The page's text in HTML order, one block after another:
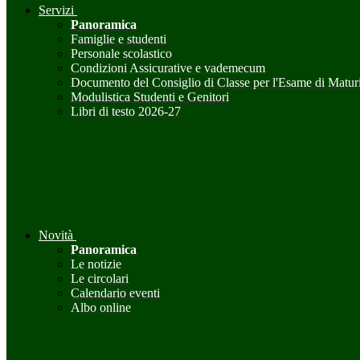
Servizi
Panoramica
Famiglie e studenti
Personale scolastico
Condizioni Assicurative e vademecum
Documento del Consiglio di Classe per l'Esame di
Modulistica Studenti e Genitori
Libri di testo 2026-27
Novità
Panoramica
Le notizie
Le circolari
Calendario eventi
Albo online